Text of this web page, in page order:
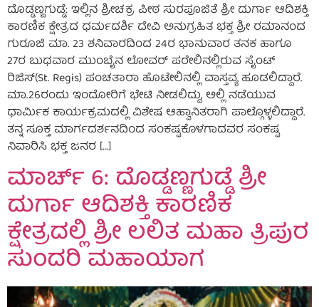
ದೊಡ್ಡಣ್ಣಗುಡ್ಡೆ: ಇಲ್ಲಿನ ಶ್ರೀಚಕ್ರ ಪೀಠ ಸುರಪೂಜಿತೆ ಶ್ರೀ ದುರ್ಗಾ ಆದಿಶಕ್ತಿ
ಕಾರಣಿಕ ಕ್ಷೇತ್ರದ ಧರ್ಮದರ್ಶಿ ದೇವಿ ಅನುಗ್ರಹಿತ ಭಕ್ತ ಶ್ರೀ ರಮಾನಂದ
ಗುರೂಜಿ ಮಾ. 23 ಶನಿವಾರದಿಂದ 24ರ ಭಾನುವಾರ ತನಕ ಹಾಗೂ
27ರ ಬುಧವಾರ ಮುಂಬೈನ ಲೋವರ್ ಪರೇಲಿನಲ್ಲಿರುವ ಸೈಂಟ್
ರಿಜಿಸ್(St. Regis) ಪಂಚತಾರಾ ಹೊಟೇಲಿನಲ್ಲಿ ವಾಸ್ತವ್ಯ ಹೂಡಲಿದ್ದಾರೆ.
ಮಾ.26ರಂದು ಇಂದೋರಿಗೆ ಭೇಟಿ ನೀಡಲಿದ್ದು, ಅಲ್ಲಿ ನಡೆಯುವ
ಧಾರ್ಮಿಕ ಕಾರ್ಯಕ್ರಮದಲ್ಲಿ ವಿಶೇಷ ಆಹ್ವಾನಿತರಾಗಿ ಪಾಲ್ಗೊಳ್ಳಲಿದ್ದಾರೆ.
ತನ್ನ ಸೂಕ್ತ ಮಾರ್ಗದರ್ಶನದಿಂದ ಸಂಕಷ್ಟಕೊಳಗಾದವರ ಸಂಕಷ್ಟ
ನಿವಾರಿಸಿ ಭಕ್ತ ಜನರ […]
ಮಾರ್ಚ್ 6: ದೊಡ್ಡಣ್ಣಗುಡ್ಡೆ ಶ್ರೀ
ದುರ್ಗಾ ಆದಿಶಕ್ತಿ ಕಾರಣಿಕ
ಕ್ಷೇತ್ರದಲ್ಲಿ ಶ್ರೀ ಲಲಿತ ಮಹಾ ತ್ರಿಪುರ
ಸುಂದರಿ ಮಹಾಯಾಗ